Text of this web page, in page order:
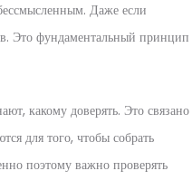
Даже если
Это фундаментальный принцип
какому доверять. Это связано
для того, чтобы собрать
поэтому важно проверять